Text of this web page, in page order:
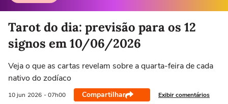
Selecione o signo para ver as notícias
Áries
21/03 a 20/04
Touro
21/04 a 20/05
Gêmeos Câncer
Tarot do dia: previsão para os 12
signos em 10/06/2026
Veja o que as cartas revelam sobre a quarta-feira de cada
nativo do zodíaco
10 jun 2026 - 07h00 Compartilhar Exibir comentários